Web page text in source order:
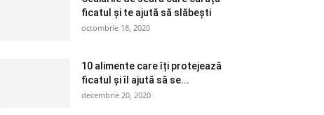
ficatul și te ajută să slăbești
octombrie 18, 2020
10 alimente care îți protejează
ficatul și îl ajută să se...
decembrie 20, 2020